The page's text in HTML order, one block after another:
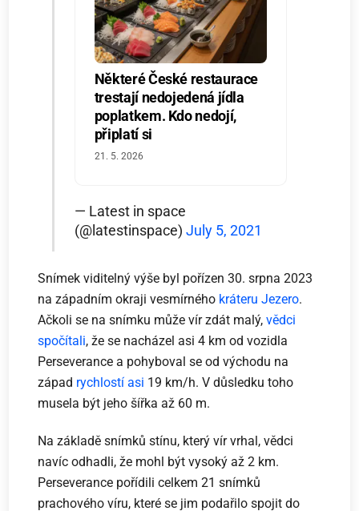
Některé České restaurace
trestají nedojedená jídla
poplatkem. Kdo nedojí,
připlatí si
21. 5. 2026
— Latest in space
(@latestinspace) July 5, 2021
Snímek viditelný výše byl pořízen 30. srpna 2023
na západním okraji vesmírného kráteru Jezero.
Ačkoli se na snímku může vír zdát malý,vědci
spočítali, že se nacházel asi 4 km od vozidla
Perseverance a pohyboval se od východu na
západ rychlostí asi 19 km/h. V důsledku toho
musela být jeho šířka až 60 m.
Na základě snímků stínu, který vír vrhal, vědci
navíc odhadli, že mohl být vysoký až 2 km.
Perseverance pořídili celkem 21 snímků
prachového víru, které se jim podařilo spojit do